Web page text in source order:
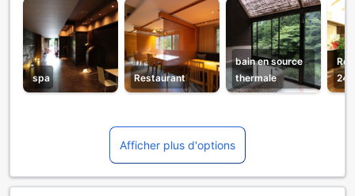
spa Restaurant
bain en source
thermale
Afficher plus d'options